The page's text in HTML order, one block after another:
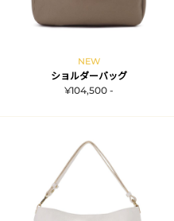
NEW
ショルダーバッグ
¥104,500 -